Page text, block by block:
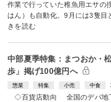
作業で行っていた稚魚用エサの
はん）も自動化。9月には3隻
きを読む
中部夏季特集：まつおか・
歩」掲げ100億円へ
惣菜 特集 小売 中食
◇百貨店動向 全国のデパ地